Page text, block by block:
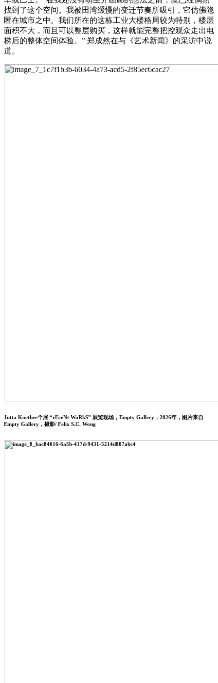
找到了这个空间。我被田湾缓慢的变迁节奏所吸引，它仿佛隐
匿在城市之中。我们所在的这栋工业大楼格局较为特别，楼层
面积不大，而且可以整层购买，这样就能完整把控观众走出电
梯后的整体空间体验。” 郑成然在与《艺术新闻》的采访中说
道。
Jutta Koether个展 “rEceNt WoRkS” 展览现场，Empty Gallery，2026年，图片来自
Empty Gallery，摄影/ Felix S.C. Wong